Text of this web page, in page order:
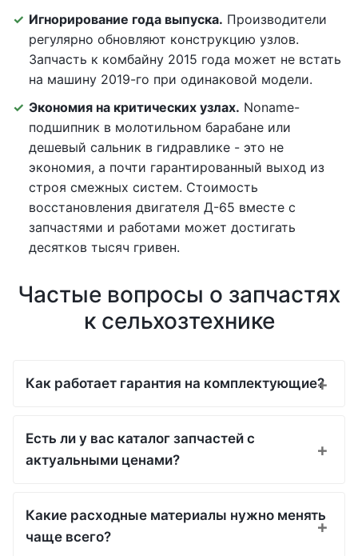
Игнорирование года выпуска. Производители
регулярно обновляют конструкцию узлов.
Запчасть к комбайну 2015 года может не встать
на машину 2019-го при одинаковой модели.
Экономия на критических узлах. Noname-
подшипник в молотильном барабане или
дешевый сальник в гидравлике - это не
экономия, а почти гарантированный выход из
строя смежных систем. Стоимость
восстановления двигателя Д-65 вместе с
запчастями и работами может достигать
десятков тысяч гривен.
Частые вопросы о запчастях
к сельхозтехнике
Как работает гарантия на комплектующие?
Есть ли у вас каталог запчастей с
актуальными ценами?
Какие расходные материалы нужно менять
чаще всего?